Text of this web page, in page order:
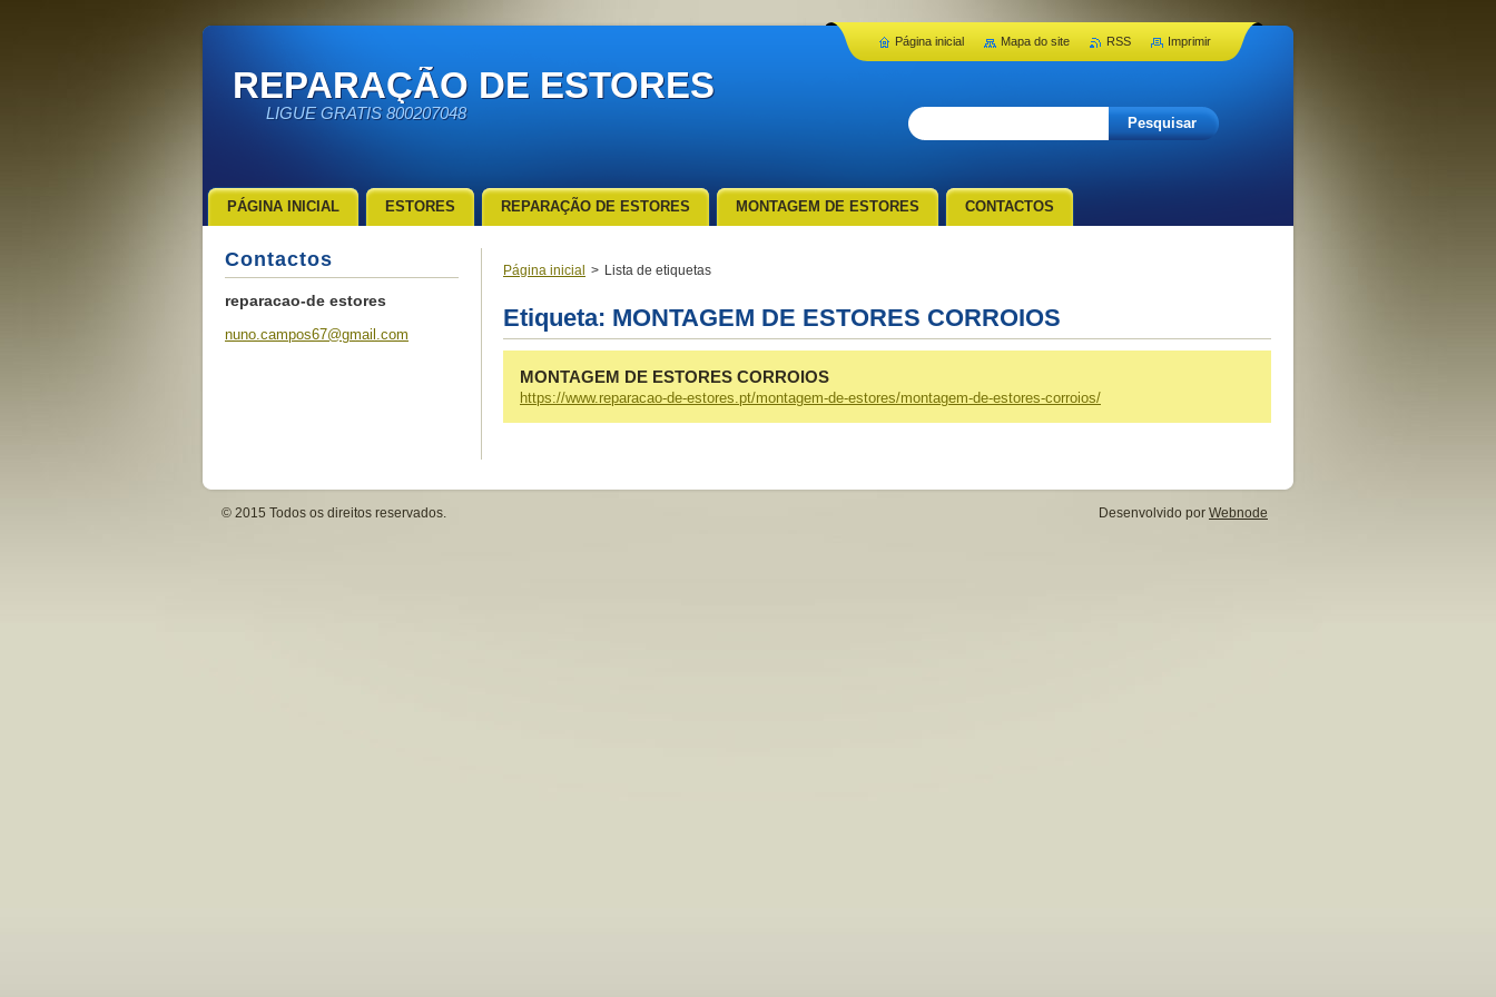
REPARAÇÃO DE ESTORES
LIGUE GRATIS 800207048
Página inicial > Lista de etiquetas
Etiqueta: MONTAGEM DE ESTORES CORROIOS
MONTAGEM DE ESTORES CORROIOS
https://www.reparacao-de-estores.pt/montagem-de-estores/montagem-de-estores-corroios/
Contactos
reparacao-de estores
nuno.campos67@gmail.com
PÁGINA INICIAL ESTORES REPARAÇÃO DE ESTORES MONTAGEM DE ESTORES CONTACTOS
Página inicial Mapa do site RSS Imprimir
© 2015 Todos os direitos reservados. Desenvolvido por Webnode